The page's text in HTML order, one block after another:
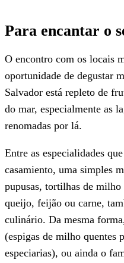
Para encantar o
O encontro com os locais
oportunidade de degustar
Salvador está repleto de
do mar, especialmente as
renomadas por lá.
Entre as especialidades
casamiento, uma simples
pupusas, tortilhas de milho
queijo, feijão ou carne,
culinário. Da mesma
(espigas de milho quentes
especiarias), ou ainda o